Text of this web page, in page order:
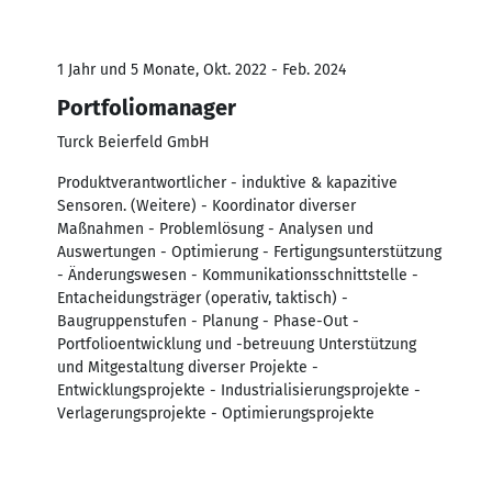
1 Jahr und 5 Monate, Okt. 2022 - Feb. 2024
Portfoliomanager
Turck Beierfeld GmbH
Produktverantwortlicher - induktive & kapazitive
Sensoren. (Weitere) - Koordinator diverser
Maßnahmen - Problemlösung - Analysen und
Auswertungen - Optimierung - Fertigungsunterstützung
- Änderungswesen - Kommunikationsschnittstelle -
Entacheidungsträger (operativ, taktisch) -
Baugruppenstufen - Planung - Phase-Out -
Portfolioentwicklung und -betreuung Unterstützung
und Mitgestaltung diverser Projekte -
Entwicklungsprojekte - Industrialisierungsprojekte -
Verlagerungsprojekte - Optimierungsprojekte